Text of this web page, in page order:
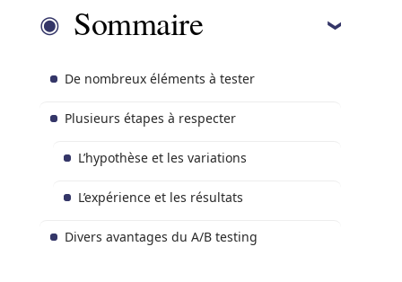
Sommaire
De nombreux éléments à tester
Plusieurs étapes à respecter
L’hypothèse et les variations
L’expérience et les résultats
Divers avantages du A/B testing